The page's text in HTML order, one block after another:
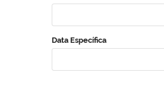
Data Específica